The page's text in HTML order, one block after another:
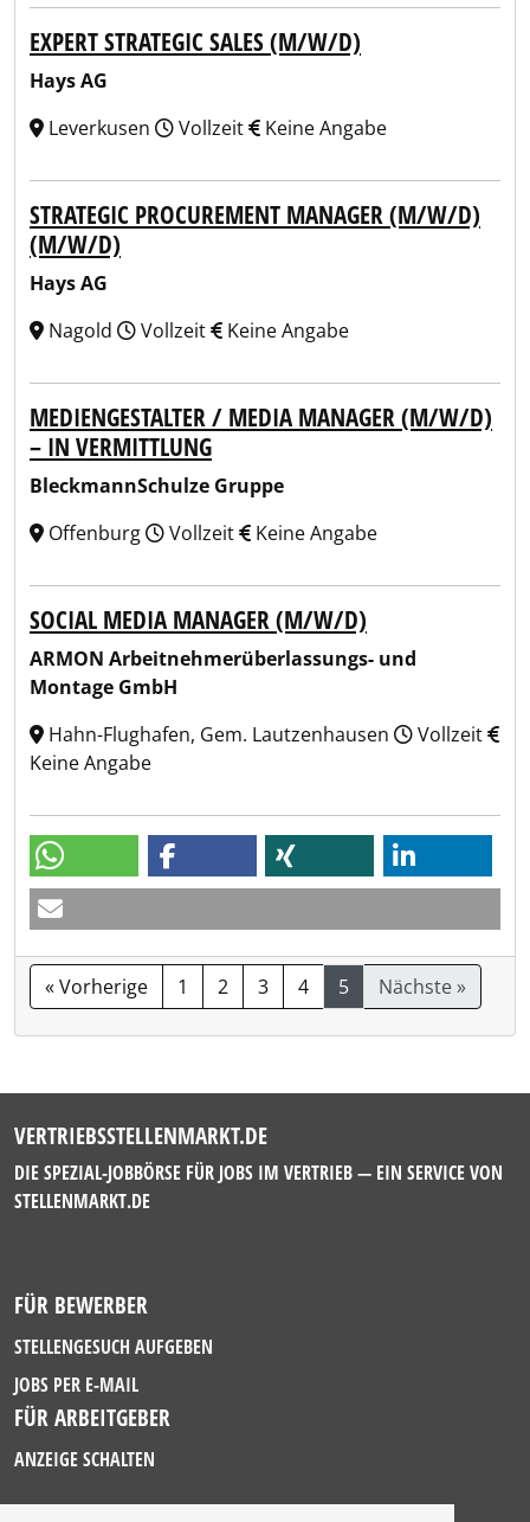
EXPERT STRATEGIC SALES (M/W/D)
Hays AG
Leverkusen
Vollzeit Keine Angabe
STRATEGIC PROCUREMENT MANAGER (M/W/D)
(M/W/D)
Hays AG
Nagold
Vollzeit Keine Angabe
MEDIENGESTALTER / MEDIA MANAGER (M/W/D)
– IN VERMITTLUNG
BleckmannSchulze Gruppe
Offenburg
Vollzeit Keine Angabe
SOCIAL MEDIA MANAGER (M/W/D)
ARMON Arbeitnehmerüberlassungs- und
Montage GmbH
Hahn-Flughafen, Gem. Lautzenhausen
Vollzeit
Keine Angabe
« Vorherige 1 2 3 4 5 Nächste »
VERTRIEBSSTELLENMARKT.DE
DIE SPEZIAL-JOBBÖRSE FÜR JOBS IM VERTRIEB — EIN SERVICE VON
STELLENMARKT.DE
FÜR BEWERBER
STELLENGESUCH AUFGEBEN
JOBS PER E-MAIL
FÜR ARBEITGEBER
ANZEIGE SCHALTEN